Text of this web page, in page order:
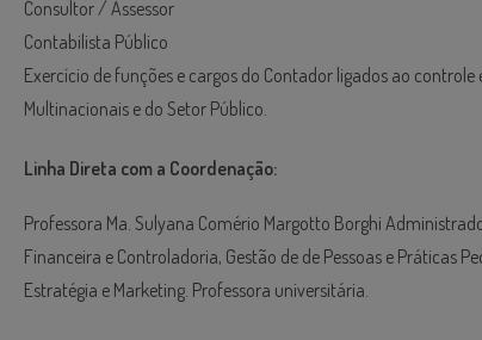
Consultor / Assessor
Contabilista Público
Exercício de funções e cargos do Contador ligados ao
Multinacionais e do Setor Público.
Linha Direta com a Coordenação:
Professora Ma. Sulyana Comério Margotto Borghi
Financeira e Controladoria, Gestão de de Pessoas e Práticas
Estratégia e Marketing. Professora universitária.